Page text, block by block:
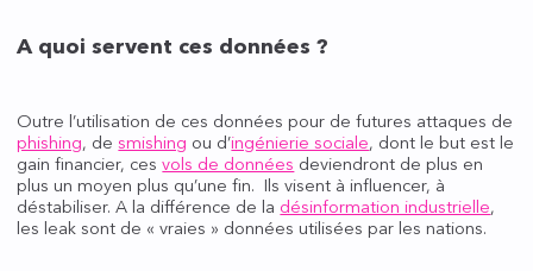
A quoi servent ces données ?
Outre l’utilisation de ces données pour de futures attaques de
phishing, desmishing ou d’ingénierie sociale, dont le but est le
gain financier, cesvols de données deviendront de plus en
plus un moyen plus qu’une fin. Ils visent à influencer, à
déstabiliser. A la différence de la désinformation industrielle,
les leak sont de « vraies » données utilisées par les nations.